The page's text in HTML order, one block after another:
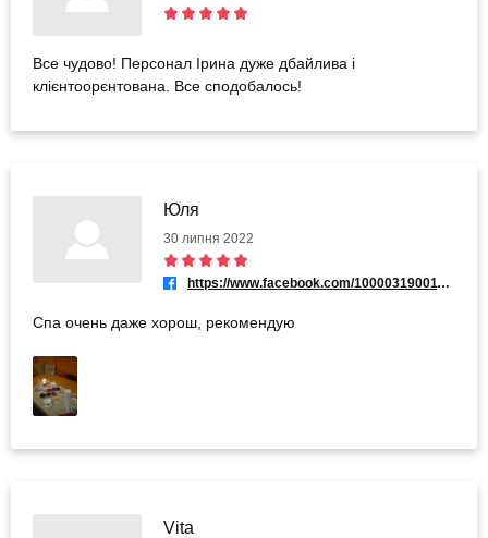
Все чудово! Персонал Ірина дуже дбайлива і
клієнтоорєнтована. Все сподобалось!
Юля
30 липня 2022
https://www.facebook.com/100003190011964
Спа очень даже хорош, рекомендую
Vita